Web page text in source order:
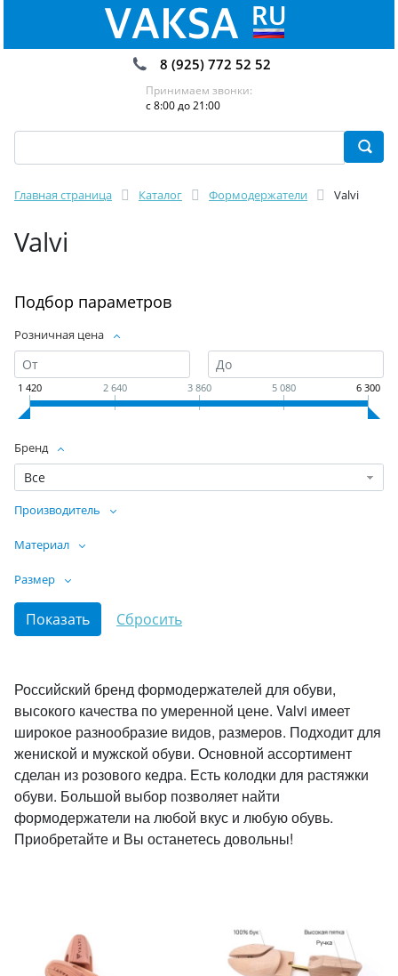
8 (925) 772 52 52
Принимаем звонки:
с 8:00 до 21:00
Главная страница Каталог Формодержатели Valvi
Valvi
Подбор параметров
Розничная цена
1 420 2 640 3 860 5 080 6 300
Бренд
Все
Производитель
Материал
Размер
Российский бренд формодержателей для обуви,
высокого качества по умеренной цене. Valvi имеет
широкое разнообразие видов, размеров. Подходит для
жениской и мужской обуви. Основной ассортимент
сделан из розового кедра. Есть колодки для растяжки
обуви. Большой выбор позволяет найти
формодержатели на любой вкус и любую обувь.
Приобретайте и Вы останетесь довольны!